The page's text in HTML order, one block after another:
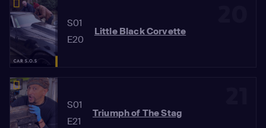
S01
E20
Little Black Corvette
S01
E21
Triumph of The Stag